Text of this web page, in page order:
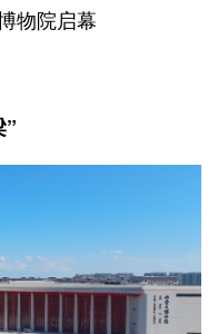
物院启幕